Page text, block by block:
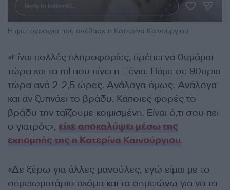
Η φωτογραφία που ανέβασε η Κατερίνα Καινούργιου
«Είναι πολλές πληροφορίες, πρέπει να θυμάμαι
τώρα και τα ml που πίνει η Ξένια. Πάμε σε 90αρια
τώρα ανά 2-2,5 ώρες. Ανάλογα όμως. Ανάλογα
και αν ξυπνάει το βράδυ. Κάποιες φορές το
βράδυ την ταΐζουμε κοιμισμένη. Είναι ό,τι σου πει
ο γιατρός», είχε αποκαλύψει μέσω της
εκπομπής της η Κατερίνα Καινούργιου.
«Δε ξέρω για άλλες μανούλες, εγώ είμαι με το
σημειωματάριο ακόμα και τα σημειώνω για να τα